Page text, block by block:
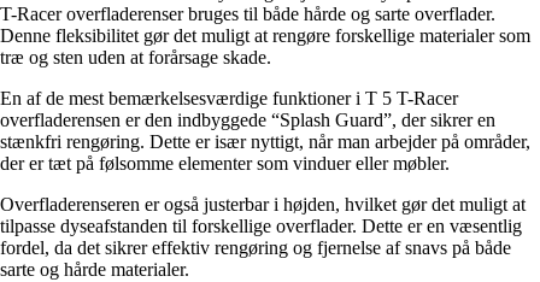
T-Racer overfladerenser bruges til både hårde og sarte overflader.
Denne fleksibilitet gør det muligt at rengøre forskellige materialer som
træ og sten uden at forårsage skade.
En af de mest bemærkelsesværdige funktioner i T 5 T-Racer
overfladerensen er den indbyggede “Splash Guard”, der sikrer en
stænkfri rengøring. Dette er især nyttigt, når man arbejder på områder,
der er tæt på følsomme elementer som vinduer eller møbler.
Overfladerenseren er også justerbar i højden, hvilket gør det muligt at
tilpasse dyseafstanden til forskellige overflader. Dette er en væsentlig
fordel, da det sikrer effektiv rengøring og fjernelse af snavs på både
sarte og hårde materialer.